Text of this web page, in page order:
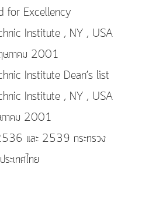
for Excellency
Institute , NY , USA
ษภาคม 2001
Institute Dean’s list
Institute , NY , USA
ภาคม 2001
และ 2539 กระทรวง
ะเทศไทย